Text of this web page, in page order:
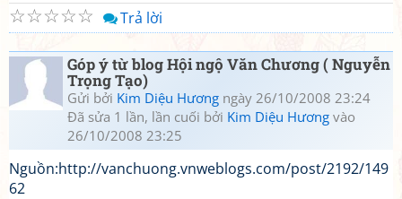
☆
☆
☆
☆
☆ Trả lời
Góp ý từ blog Hội ngộ Văn Chương ( Nguyễn
Trọng Tạo)
Gửi bởi Kim Diệu Hương ngày 26/10/2008 23:24
Đã sửa 1 lần, lần cuối bởi Kim Diệu Hương vào
26/10/2008 23:25
Nguồn:http://vanchuong.vnweblogs.com/post/2192/149
62